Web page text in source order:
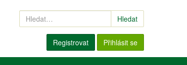
Hledat
Registrovat Přihlásit se